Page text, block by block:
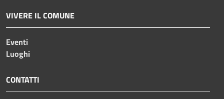
VIVERE IL COMUNE
Eventi
Luoghi
CONTATTI